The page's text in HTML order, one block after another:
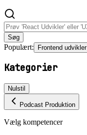
Søg
Populært: Frontend udvikler
Kategorier
Nulstil
Podcast Produktion
Vælg kompetencer